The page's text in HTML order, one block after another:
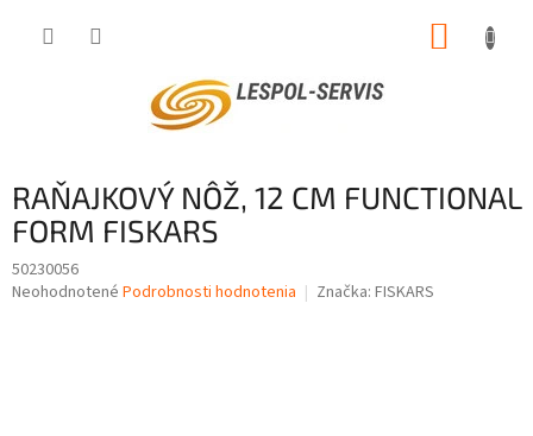
RAŇAJKOVÝ NÔŽ, 12 CM FUNCTIONAL
FORM FISKARS
50230056
Priemerné
Neohodnotené Podrobnosti hodnotenia Značka: FISKARS